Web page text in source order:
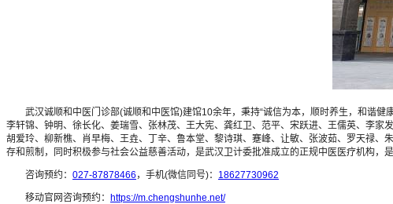
武汉诚顺和中医门诊部(诚顺和中医馆)建馆10余年，秉持“诚信为本，顺时养生，和谐健
李轩锦、钟明、徐长化、姜瑞雪、张林茂、王大宪、龚红卫、范平、宋跃进、王儒英、李
胡爱玲、柳新樵、肖早梅、王垚、丁辛、鲁本堂、黎诗琪、蹇峰、让敏、张波茹、罗天禄
存和煎制，同时积极参与社会公益慈善活动，是武汉卫计委批准成立的正规中医医疗机构
咨询预约： 027-87878466 ，手机(微信同号)： 18627730962
移动官网咨询预约： https://m.chengshunhe.net/